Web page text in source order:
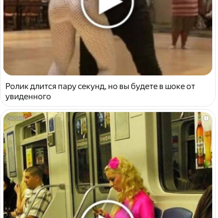
Ролик длится пару секунд, но вы будете в шоке от
увиденного
i